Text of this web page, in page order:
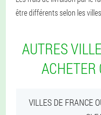
être différents selon les
AUTRES
ACHETER
VILLES DE FRANCE